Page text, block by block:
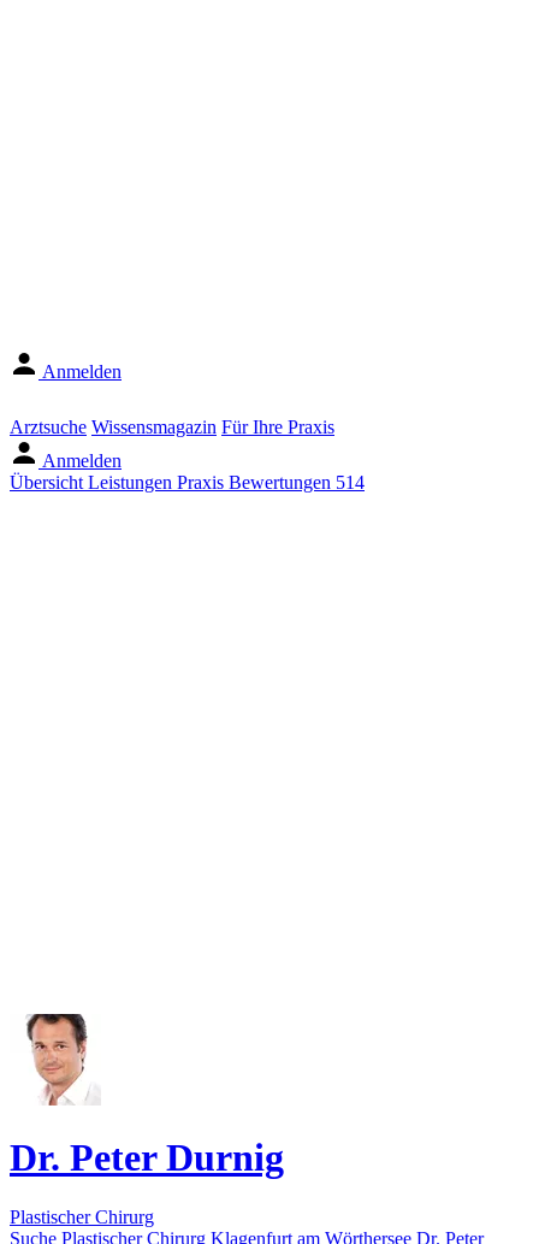
Anmelden
Arztsuche Wissensmagazin Für Ihre Praxis
Anmelden
Übersicht Leistungen Praxis Bewertungen 514
Dr. Peter Durnig
Plastischer Chirurg
Suche Plastischer Chirurg Klagenfurt am Wörthersee Dr. Peter